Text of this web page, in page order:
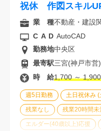
祝休 作図スキル
週5日勤務 土日祝休み
残業なし 残業20時間未
エルダー(40歳以上)応援
業 種不動産・建設
CAD AutoCAD
勤務地中央区
最寄駅三宮(神戸市営
時 給1,700 ～